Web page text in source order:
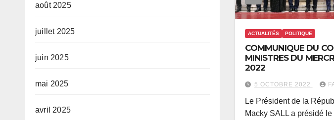
août 2025
juillet 2025
juin 2025
mai 2025
avril 2025
ACTUALITÉS POLITIQUE
COMMUNIQUE DU
MINISTRES DU
2022
5 OCTOBRE 2022
Le Président de la
Macky SALL a présidé